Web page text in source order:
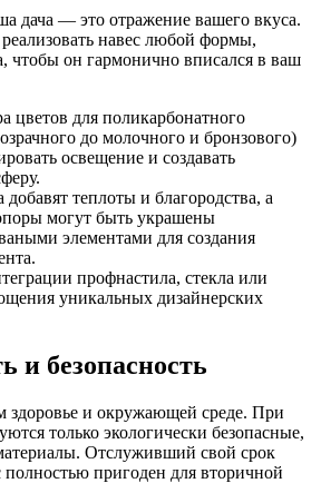
дача — это отражение вашего вкуса.
навес любой формы,
чтобы он гармонично вписался в ваш
цветов для поликарбонатного
до молочного и бронзового)
освещение и создавать
теплоты и благородства, а
могут быть украшены
элементами для создания
профнастила, стекла или
уникальных дизайнерских
и безопасность
здоровье и окружающей среде. При
только экологически безопасные,
Отслуживший свой срок
полностью пригоден для вторичной